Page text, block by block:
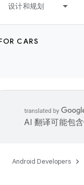
设计和规划
CARS
AI 翻译可能包含
Android Developers